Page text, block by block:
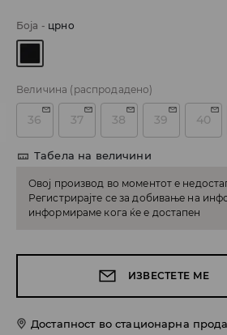
Боја - црно
Величина (распродадено)
36 37 38 39 40
Табела на величини
Овој производ во моментот е
Регистрирајте се за добивање на
информираме кога ќе е достапен
ИЗВЕСТЕТЕ МЕ
Достапност во стационарна